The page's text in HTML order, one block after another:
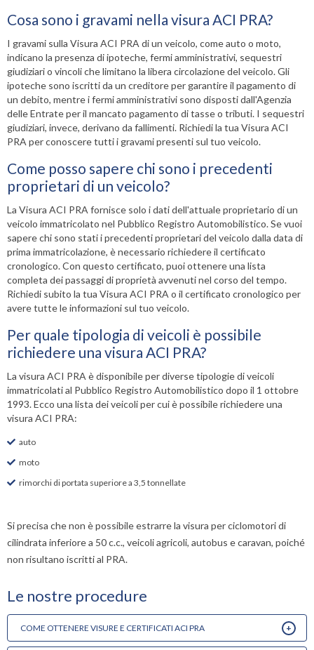
Cosa sono i gravami nella visura ACI PRA?
I gravami sulla Visura ACI PRA di un veicolo, come auto o moto,
indicano la presenza di ipoteche, fermi amministrativi, sequestri
giudiziari o vincoli che limitano la libera circolazione del veicolo. Gli
ipoteche sono iscritti da un creditore per garantire il pagamento di
un debito, mentre i fermi amministrativi sono disposti dall'Agenzia
delle Entrate per il mancato pagamento di tasse o tributi. I sequestri
giudiziari, invece, derivano da fallimenti. Richiedi la tua Visura ACI
PRA per conoscere tutti i gravami presenti sul tuo veicolo.
Come posso sapere chi sono i precedenti
proprietari di un veicolo?
La Visura ACI PRA fornisce solo i dati dell'attuale proprietario di un
veicolo immatricolato nel Pubblico Registro Automobilistico. Se vuoi
sapere chi sono stati i precedenti proprietari del veicolo dalla data di
prima immatricolazione, è necessario richiedere il certificato
cronologico. Con questo certificato, puoi ottenere una lista
completa dei passaggi di proprietà avvenuti nel corso del tempo.
Richiedi subito la tua Visura ACI PRA o il certificato cronologico per
avere tutte le informazioni sul tuo veicolo.
Per quale tipologia di veicoli è possibile
richiedere una visura ACI PRA?
La visura ACI PRA è disponibile per diverse tipologie di veicoli
immatricolati al Pubblico Registro Automobilistico dopo il 1 ottobre
1993. Ecco una lista dei veicoli per cui è possibile richiedere una
visura ACI PRA:
auto
moto
rimorchi di portata superiore a 3,5 tonnellate
Si precisa che non è possibile estrarre la visura per ciclomotori di
cilindrata inferiore a 50 c.c., veicoli agricoli, autobus e caravan, poiché
non risultano iscritti al PRA.
Le nostre procedure
COME OTTENERE VISURE E CERTIFICATI ACI PRA
Con laVisura Targasi possono reperire tutti i dati (tecnici) del
veicolo e dell'attuale proprietario, oltre alle eventuali
presentie alle informazioni relative afinanziamenti,fermi
Richiedendo ilCertificato Cronologico su Targaè possibileverificare
tutti i dettagli dei passaggi di proprietàdi un veicolo in ordine
cronologico. Per ogni trascrizione sono evidenziati l'anno, il tipo